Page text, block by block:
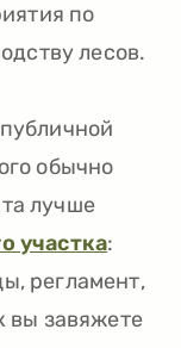
по
лесов.
обычно
лучше
участка:
регламент,
вы завяжете